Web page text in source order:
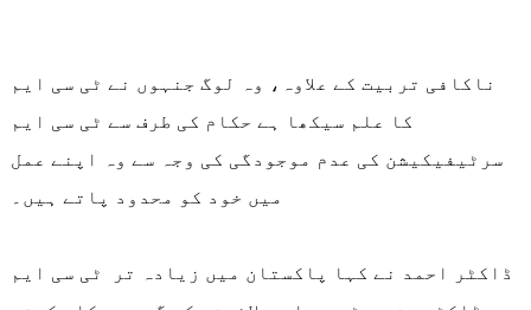
ناکافی تربیت کے علاوہ، وہ لوگ جنہوں نے ٹی سی ایم
کا علم سیکھا ہے حکام کی طرف سے ٹی سی ایم
سرٹیفیکیشن کی عدم موجودگی کی وجہ سے وہ اپنے عمل
میں خود کو محدود پاتے ہیں۔
ڈاکٹر احمد نے کہا پاکستان میں زیادہ تر ٹی سی ایم